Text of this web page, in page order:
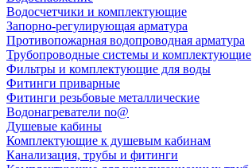
Водосчетчики и комплектующие
Запорно-регулирующая арматура
Противопожарная водопроводная арматура
Трубопроводные системы и комплектующие
Фильтры и комплектующие для воды
Фитинги приварные
Фитинги резьбовые металлические
Водонагреватели no@
Душевые кабины
Комплектующие к душевым кабинам
Канализация, трубы и фитинги